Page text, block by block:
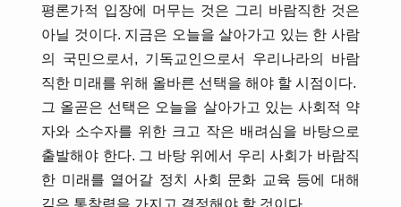
평론가적 입장에 머무는 것은 그리 바람직한 것은
아닐 것이다. 지금은 오늘을 살아가고 있는 한 사람
의 국민으로서, 기독교인으로서 우리나라의 바람
직한 미래를 위해 올바른 선택을 해야 할 시점이다.
그 올곧은 선택은 오늘을 살아가고 있는 사회적 약
자와 소수자를 위한 크고 작은 배려심을 바탕으로
출발해야 한다. 그 바탕 위에서 우리 사회가 바람직
한 미래를 열어갈 정치 사회 문화 교육 등에 대해
깊은 통찰력을 가지고 결정해야 할 것이다.